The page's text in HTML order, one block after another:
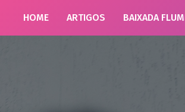
HOME ARTIGOS BAIXADA